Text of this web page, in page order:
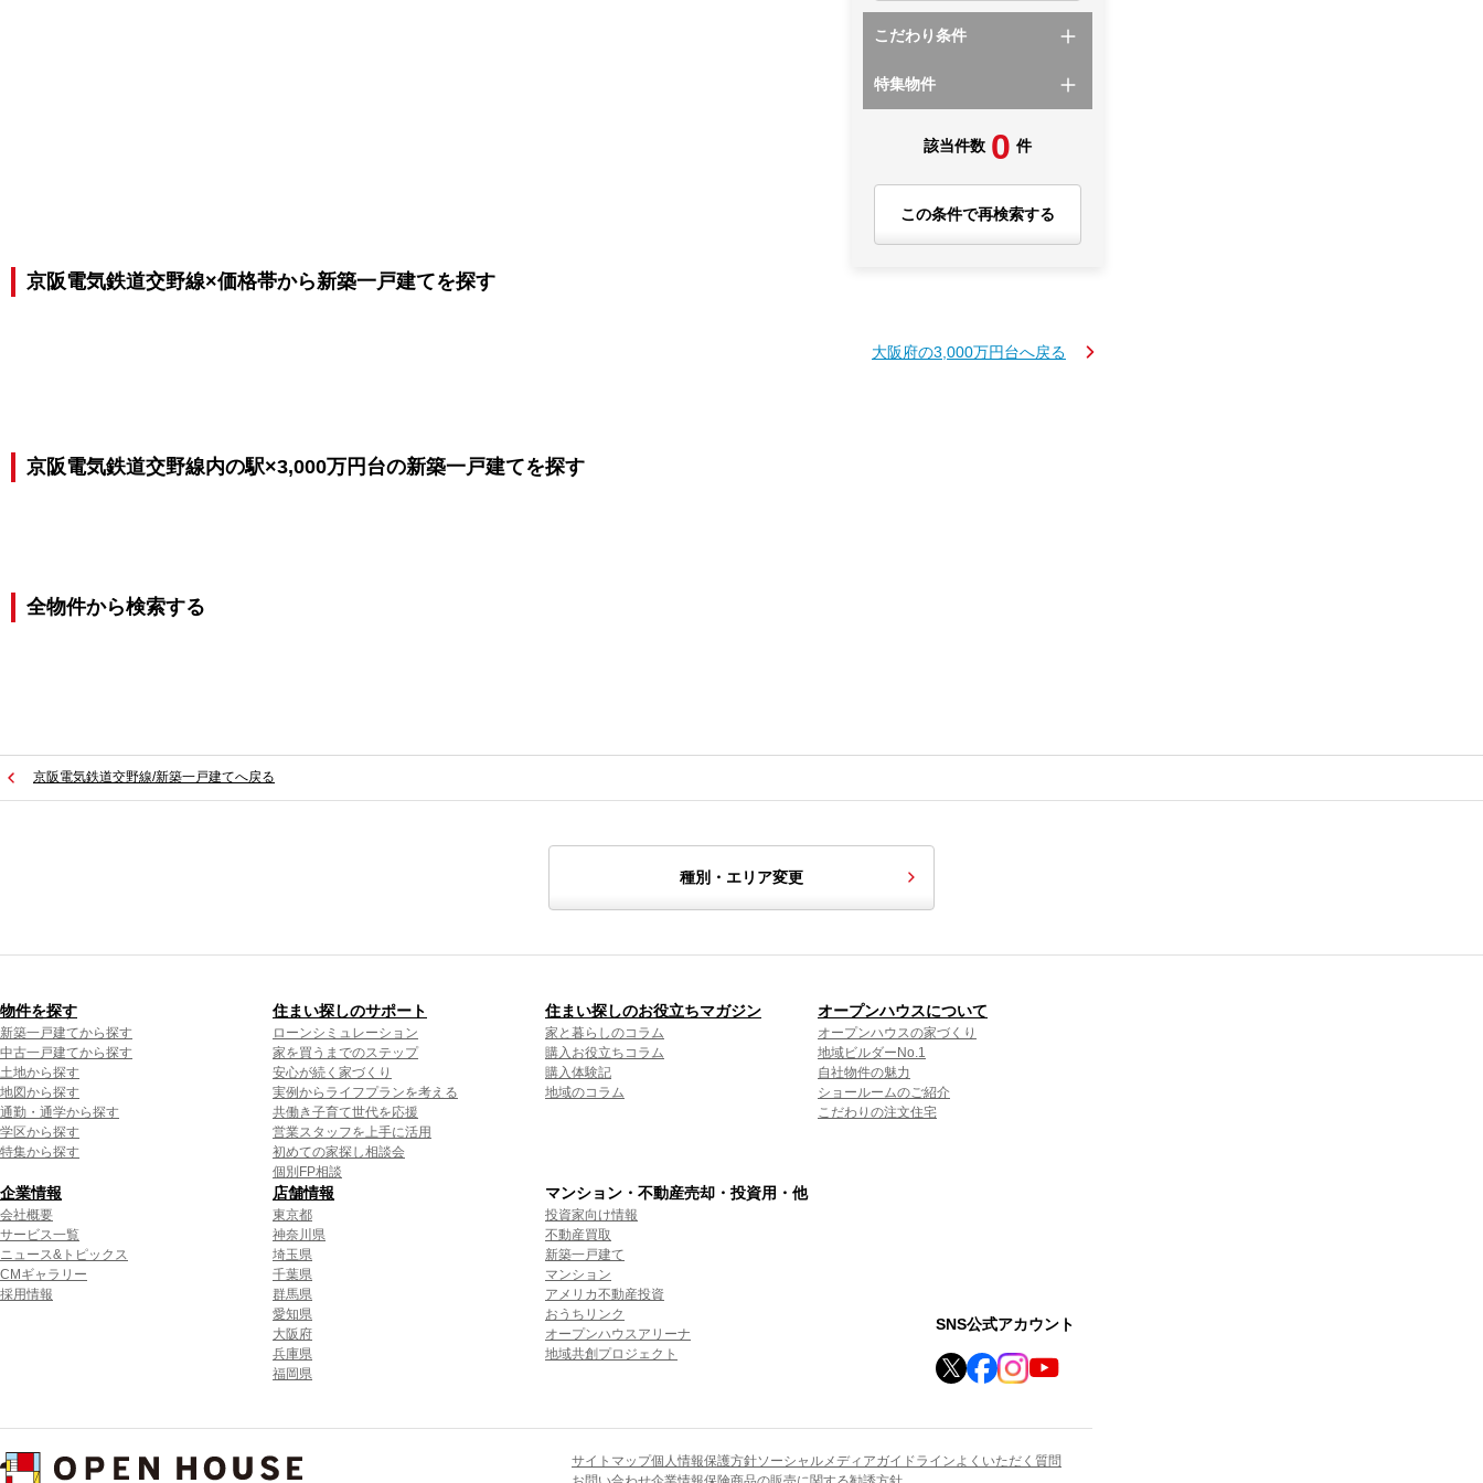
こだわり条件
特集物件
該当件数 0 件
この条件で再検索する
京阪電気鉄道交野線×価格帯から新築一戸建てを探す
大阪府の3,000万円台へ戻る
京阪電気鉄道交野線内の駅×3,000万円台の新築一戸建てを探す
全物件から検索する
京阪電気鉄道交野線/新築一戸建てへ戻る
種別・エリア変更
物件を探す
新築一戸建てから探す
中古一戸建てから探す
土地から探す
地図から探す
通勤・通学から探す
学区から探す
特集から探す
住まい探しのサポート
ローンシミュレーション
家を買うまでのステップ
安心が続く家づくり
実例からライフプランを考える
共働き子育て世代を応援
営業スタッフを上手に活用
初めての家探し相談会
個別FP相談
住まい探しのお役立ちマガジン
家と暮らしのコラム
購入お役立ちコラム
購入体験記
地域のコラム
オープンハウスについて
オープンハウスの家づくり
地域ビルダーNo.1
自社物件の魅力
ショールームのご紹介
こだわりの注文住宅
企業情報
会社概要
サービス一覧
ニュース&トピックス
CMギャラリー
採用情報
店舗情報
東京都
神奈川県
埼玉県
千葉県
群馬県
愛知県
大阪府
兵庫県
福岡県
マンション・不動産売却・投資用・他
投資家向け情報
不動産買取
新築一戸建て
マンション
アメリカ不動産投資
おうちリンク
オープンハウスアリーナ
地域共創プロジェクト
SNS公式アカウント
サイトマップ個人情報保護方針ソーシャルメディアガイドラインよくいただく質問